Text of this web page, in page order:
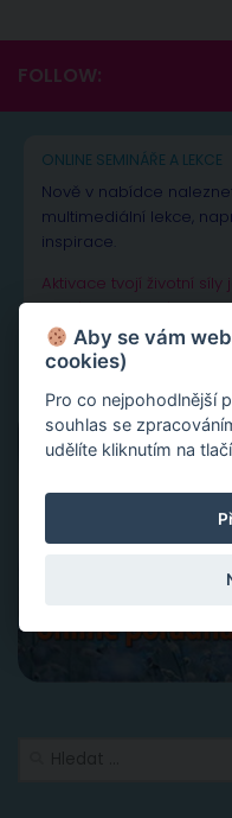
FOLLOW:
ONLINE SEMINÁŘE A LEKCE
Nově v nabídce
multimediální lekce,
inspirace.
Aktivace tvojí životní
Velká partnerská
Slovy ke šťastnému
Aby se vám
cookies)
Pro co nejpohodlnější
souhlas se
udělíte kliknutím na